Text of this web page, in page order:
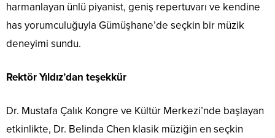
harmanlayan ünlü piyanist, geniş repertuvarı ve kendine
has yorumculuğuyla Gümüşhane’de seçkin bir müzik
deneyimi sundu.
Rektör Yıldız’dan teşekkür
Dr. Mustafa Çalık Kongre ve Kültür Merkezi’nde başlayan
etkinlikte, Dr. Belinda Chen klasik müziğin en seçkin